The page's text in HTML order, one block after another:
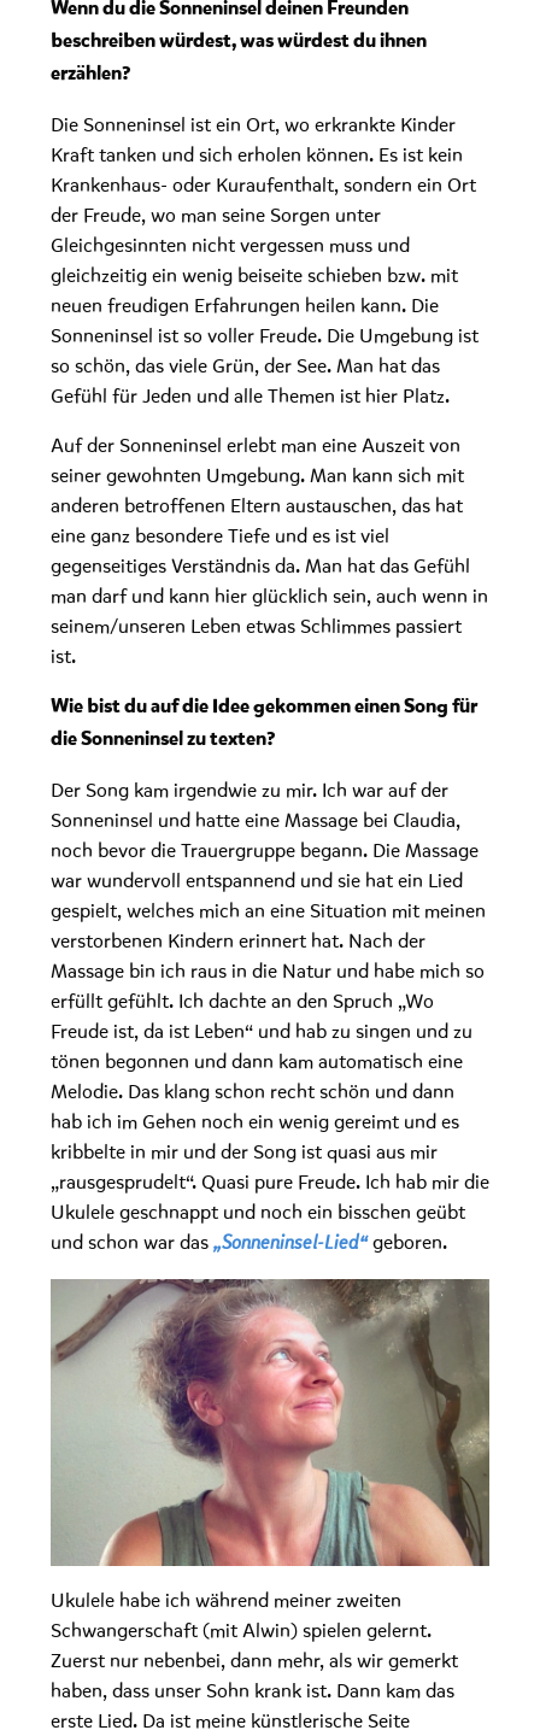
Wenn du die Sonneninsel deinen Freunden
beschreiben würdest, was würdest du ihnen
erzählen?
Die Sonneninsel ist ein Ort, wo erkrankte Kinder
Kraft tanken und sich erholen können. Es ist kein
Krankenhaus- oder Kuraufenthalt, sondern ein Ort
der Freude, wo man seine Sorgen unter
Gleichgesinnten nicht vergessen muss und
gleichzeitig ein wenig beiseite schieben bzw. mit
neuen freudigen Erfahrungen heilen kann. Die
Sonneninsel ist so voller Freude. Die Umgebung ist
so schön, das viele Grün, der See. Man hat das
Gefühl für Jeden und alle Themen ist hier Platz.
Auf der Sonneninsel erlebt man eine Auszeit von
seiner gewohnten Umgebung. Man kann sich mit
anderen betroffenen Eltern austauschen, das hat
eine ganz besondere Tiefe und es ist viel
gegenseitiges Verständnis da. Man hat das Gefühl
man darf und kann hier glücklich sein, auch wenn in
seinem/unseren Leben etwas Schlimmes passiert
ist.
Wie bist du auf die Idee gekommen einen Song für
die Sonneninsel zu texten?
Der Song kam irgendwie zu mir. Ich war auf der
Sonneninsel und hatte eine Massage bei Claudia,
noch bevor die Trauergruppe begann. Die Massage
war wundervoll entspannend und sie hat ein Lied
gespielt, welches mich an eine Situation mit meinen
verstorbenen Kindern erinnert hat. Nach der
Massage bin ich raus in die Natur und habe mich so
erfüllt gefühlt. Ich dachte an den Spruch „Wo
Freude ist, da ist Leben“ und hab zu singen und zu
tönen begonnen und dann kam automatisch eine
Melodie. Das klang schon recht schön und dann
hab ich im Gehen noch ein wenig gereimt und es
kribbelte in mir und der Song ist quasi aus mir
„rausgesprudelt“. Quasi pure Freude. Ich hab mir die
Ukulele geschnappt und noch ein bisschen geübt
und schon war das „Sonneninsel-Lied“ geboren.
Ukulele habe ich während meiner zweiten
Schwangerschaft (mit Alwin) spielen gelernt.
Zuerst nur nebenbei, dann mehr, als wir gemerkt
haben, dass unser Sohn krank ist. Dann kam das
erste Lied. Da ist meine künstlerische Seite